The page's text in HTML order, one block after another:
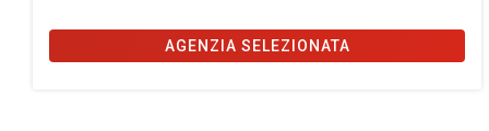
AGENZIA SELEZIONATA